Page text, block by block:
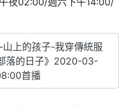
上的孩子-我穿傳統服
落的日子》2020-03-
首播